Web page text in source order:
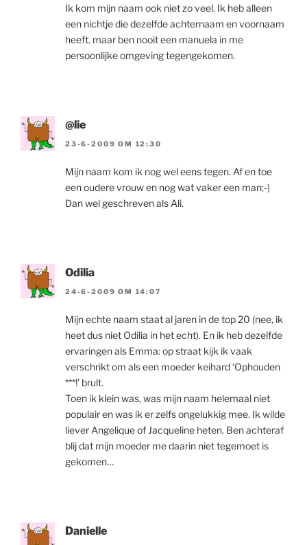
Ik kom mijn naam ook niet zo veel. Ik heb alleen
een nichtje die dezelfde achternaam en voornaam
heeft. maar ben nooit een manuela in me
persoonlijke omgeving tegengekomen.
@lie
23-6-2009 OM 12:30
Mijn naam kom ik nog wel eens tegen. Af en toe
een oudere vrouw en nog wat vaker een man;-)
Dan wel geschreven als Ali.
Odilia
24-6-2009 OM 14:07
Mijn echte naam staat al jaren in de top 20 (nee, ik
heet dus niet Odilia in het echt). En ik heb dezelfde
ervaringen als Emma: op straat kijk ik vaak
verschrikt om als een moeder keihard ‘Ophouden
***!’ brult.
Toen ik klein was, was mijn naam helemaal niet
populair en was ik er zelfs ongelukkig mee. Ik wilde
liever Angelique of Jacqueline heten. Ben achteraf
blij dat mijn moeder me daarin niet tegemoet is
gekomen…
Danielle